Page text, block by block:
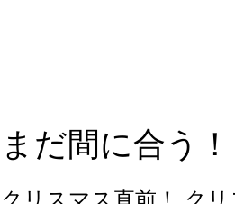
まだ間に合う
クリスマス直前！ ク